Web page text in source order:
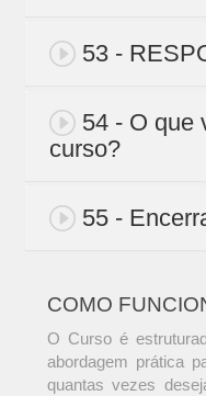
53 -
54 - O que
curso?
55 -
COMO
O Curso é
abordagem prática
quantas vezes